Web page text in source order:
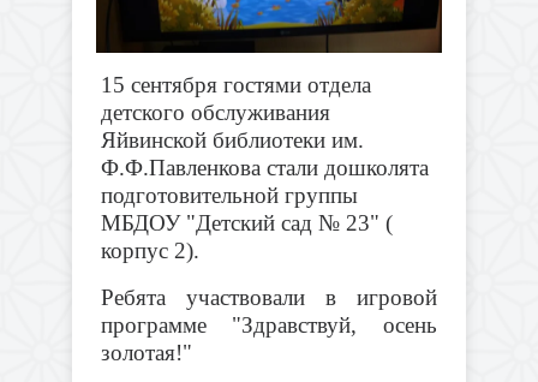
15 сентября гостями отдела
детского обслуживания
Яйвинской библиотеки им.
Ф.Ф.Павленкова стали дошколята
подготовительной группы
МБДОУ "Детский сад № 23" (
корпус 2).
Ребята участвовали в игровой
программе "Здравствуй, осень
золотая!"